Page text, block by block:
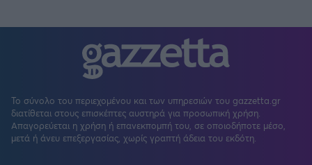
Το σύνολο του περιεχομένου και των υπηρεσιών του gazzetta.gr
διατίθεται στους επισκέπτες αυστηρά για προσωπική χρήση.
Απαγορεύεται η χρήση ή επανεκπομπή του, σε οποιοδήποτε μέσο,
μετά ή άνευ επεξεργασίας, χωρίς γραπτή άδεια του εκδότη.